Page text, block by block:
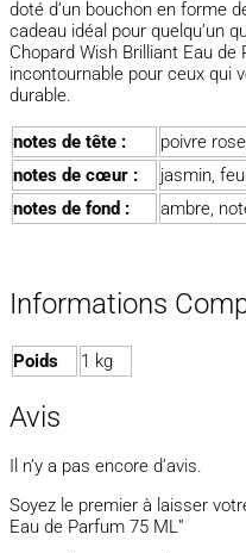
doté d’un bouchon en forme
cadeau idéal pour quelqu’un
Chopard Wish Brilliant Eau
incontournable pour ceux qui
durable.
notes de tête :
poivre
notes de cœur :
jasmin,
notes de fond :
ambre,
Informations
Poids 1 kg
Avis
Il n’y a pas encore d’avis.
Soyez le premier à laisser
Eau de Parfum 75 ML”